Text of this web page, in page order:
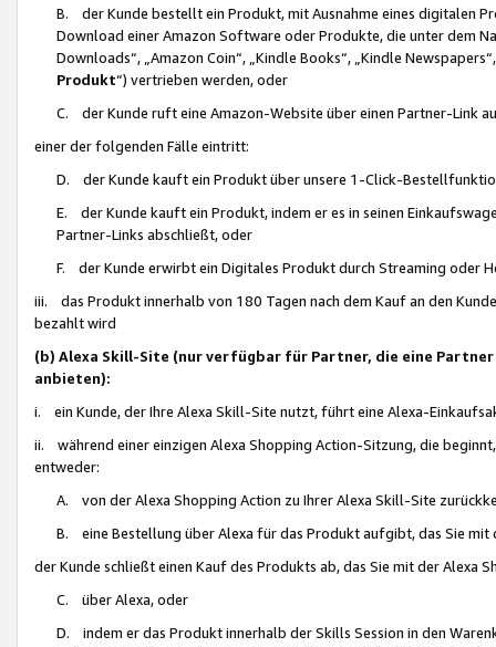
B. der Kunde bestellt ein Produkt, mit Ausnahme eines digitalen
Download einer Amazon Software oder Produkte, die unter dem
Downloads“, „Amazon Coin“, „Kindle Books“, „Kindle
Produkt“) vertrieben werden, oder
C. der Kunde ruft eine Amazon-Website über einen Partner-Link
einer der folgenden Fälle eintritt:
D. der Kunde kauft ein Produkt über unsere 1-Click-
E. der Kunde kauft ein Produkt, indem er es in seinen
Partner-Links abschließt, oder
F. der Kunde erwirbt ein Digitales Produkt durch Streaming oder
iii. das Produkt innerhalb von 180 Tagen nach dem Kauf an den
bezahlt wird
(b) Alexa Skill-Site (nur verfügbar für Partner, die eine
anbieten):
i. ein Kunde, der Ihre Alexa Skill-Site nutzt, führt eine Alexa-
ii. während einer einzigen Alexa Shopping Action-Sitzung, die
entweder:
A. von der Alexa Shopping Action zu Ihrer Alexa Skill-Site
B. eine Bestellung über Alexa für das Produkt aufgibt, das Sie mit
der Kunde schließt einen Kauf des Produkts ab, das Sie mit der Alexa
C. über Alexa, oder
D. indem er das Produkt innerhalb der Skills Session in den